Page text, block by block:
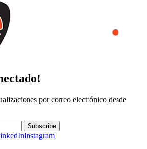
por correo electrónico desde
Subscribe
Instagram